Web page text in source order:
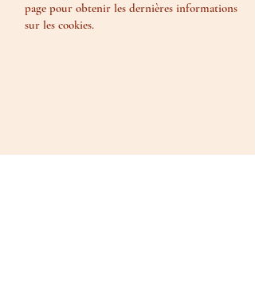
page pour obtenir les dernières informations
sur les cookies.